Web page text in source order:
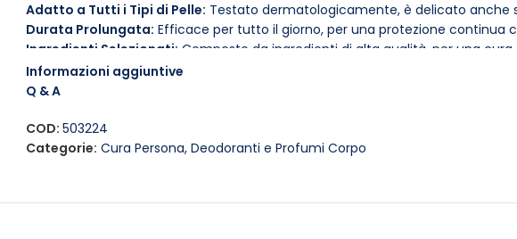
Adatto a Tutti i Tipi di Pelle: Testato dermatologicamente, è delicato anche
Durata Prolungata: Efficace per tutto il giorno, per una protezione continua
Ingredienti Selezionati: Composto da ingredienti di alta qualità, per una cura
Per ottenere i migliori risultati, applica Breeze Deo Spray Fresch Talcata 150 ml
mantenendo una distanza di circa 15 cm. Questo deodorante è perfetto per
Informazioni aggiuntive
Q & A
COD:503224
Categorie: Cura Persona, Deodoranti e Profumi Corpo